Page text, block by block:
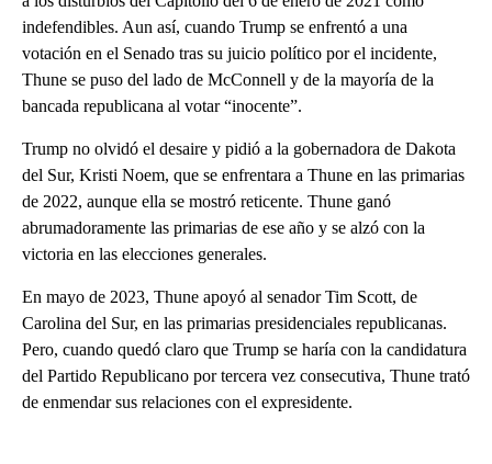
indefendibles. Aun así, cuando Trump se enfrentó a una
votación en el Senado tras su juicio político por el incidente,
Thune se puso del lado de McConnell y de la mayoría de la
bancada republicana al votar “inocente”.
Trump no olvidó el desaire y pidió a la gobernadora de Dakota
del Sur, Kristi Noem, que se enfrentara a Thune en las primarias
de 2022, aunque ella se mostró reticente. Thune ganó
abrumadoramente las primarias de ese año y se alzó con la
victoria en las elecciones generales.
En mayo de 2023, Thune apoyó al senador Tim Scott, de
Carolina del Sur, en las primarias presidenciales republicanas.
Pero, cuando quedó claro que Trump se haría con la candidatura
del Partido Republicano por tercera vez consecutiva, Thune trató
de enmendar sus relaciones con el expresidente.